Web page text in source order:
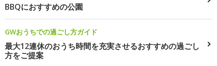
BBQにおすすめの公園
GWおうちでの過ごし方ガイド
最大12連休のおうち時間を充実させるおすすめの過ごし
方をご提案